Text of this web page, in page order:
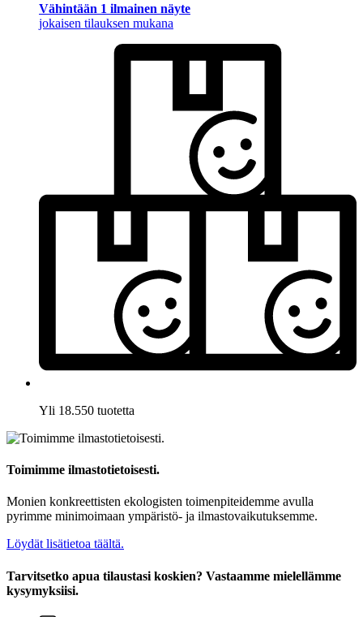
Vähintään 1 ilmainen näyte
jokaisen tilauksen mukana
Yli 18.550 tuotetta
Toimimme ilmastotietoisesti.
Monien konkreettisten ekologisten toimenpiteidemme avulla
pyrimme minimoimaan ympäristö- ja ilmastovaikutuksemme.
Löydät lisätietoa täältä.
Tarvitsetko apua tilaustasi koskien? Vastaamme mielellämme
kysymyksiisi.